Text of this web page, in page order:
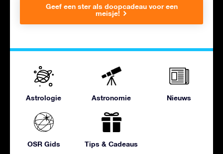
Geef een ster als doopcadeau voor een
meisje!
Astrologie Astronomie Nieuws
OSR Gids Tips & Cadeaus